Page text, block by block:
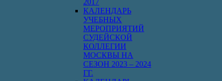
2017
КАЛЕНДАРЬ
УЧЕБНЫХ
МЕРОПРИЯТИЙ
СУДЕЙСКОЙ
КОЛЛЕГИИ
МОСКВЫ НА
СЕЗОН 2023 – 2024
ГГ.